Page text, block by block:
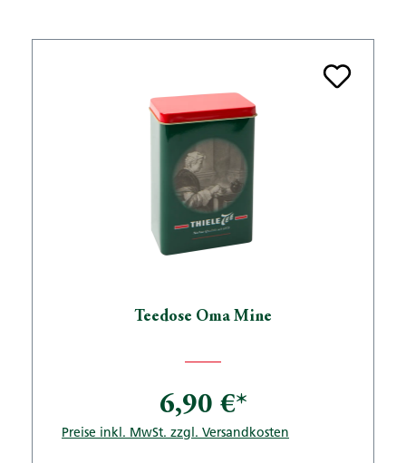
Teedose Oma Mine
6,90 €*
Preise inkl. MwSt. zzgl. Versandkosten